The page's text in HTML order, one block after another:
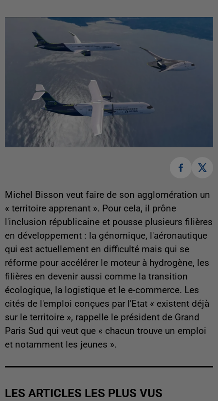
Michel Bisson veut faire de son agglomération un
« territoire apprenant ». Pour cela, il prône
l'inclusion républicaine et pousse plusieurs filières
en développement : la génomique, l'aéronautique
qui est actuellement en difficulté mais qui se
réforme pour accélérer le moteur à hydrogène, les
filières en devenir aussi comme la transition
écologique, la logistique et le e-commerce. Les
cités de l'emploi conçues par l'Etat « existent déjà
sur le territoire », rappelle le président de Grand
Paris Sud qui veut que « chacun trouve un emploi
et notamment les jeunes ».
LES ARTICLES LES PLUS VUS